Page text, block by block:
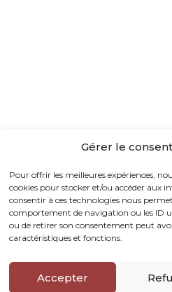
Gérer le
Pour offrir les meilleures expériences,
cookies pour stocker et/ou accéder aux
consentir à ces technologies nous
comportement de navigation ou les ID
ou de retirer son consentement peut
caractéristiques et fonctions.
Accepter